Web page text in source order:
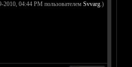
2010, 04:44 PM пользователем Svvarg.)